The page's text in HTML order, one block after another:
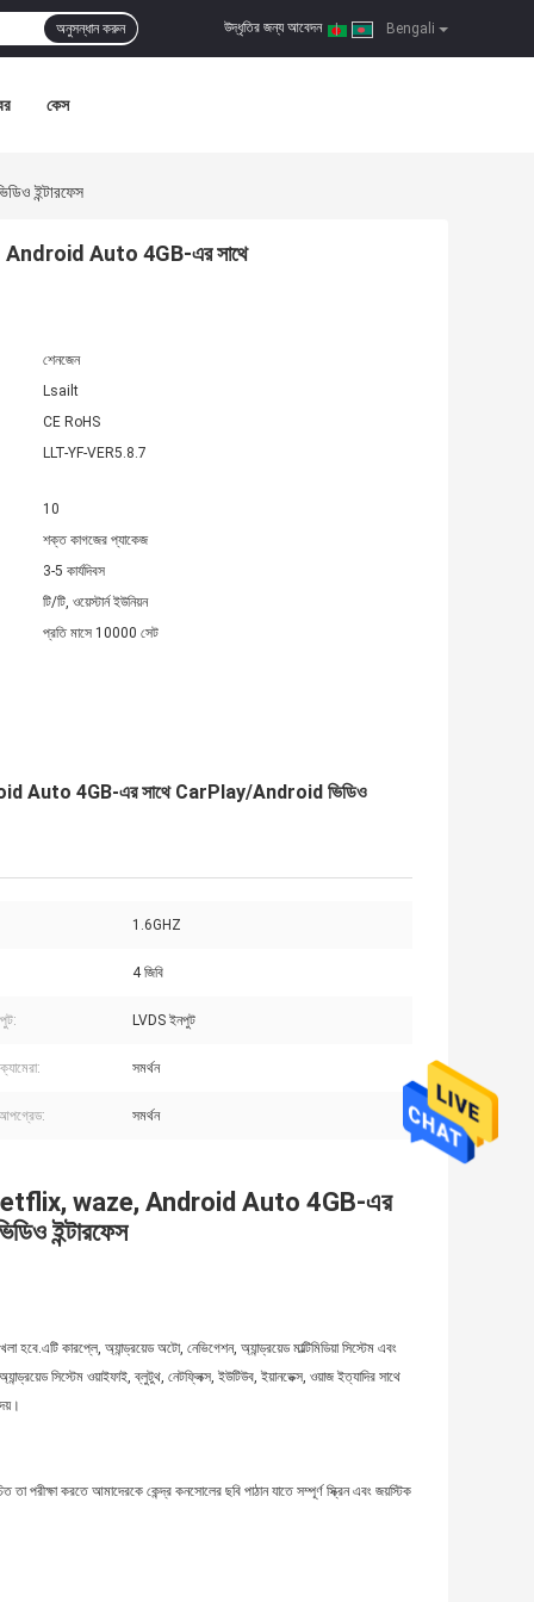
Bengali
উদ্ধৃতির জন্য আবেদন |
অনুসন্ধান করুন
কেস
ইন্টারফেস
Auto 4GB-এর সাথে
শেনজেন
Lsailt
CE RoHS
LLT-YF-VER5.8.7
10
শক্ত কাগজের প্যাকেজ
3-5 কার্যদিবস
টি/টি, ওয়েস্টার্ন ইউনিয়ন
প্রতি মাসে 10000 সেট
Auto 4GB-এর সাথে CarPlay/Android ভিডিও
1.6GHZ
4 জিবি
LVDS ইনপুট
সমর্থন
সমর্থন
waze, Android Auto 4GB-এর
ইন্টারফেস
হবে.এটি কারপ্লে, অ্যান্ড্রয়েড অটো, নেভিগেশন, অ্যান্ড্রয়েড মাল্টিমিডিয়া সিস্টেম এবং
সিস্টেম ওয়াইফাই, ব্লুটুথ, নেটফ্লিক্স, ইউটিউব, ইয়ানডেক্স, ওয়াজ ইত্যাদির সাথে
পরীক্ষা করতে আমাদেরকে কেন্দ্র কনসোলের ছবি পাঠান যাতে সম্পূর্ণ স্ক্রিন এবং জয়স্টিক